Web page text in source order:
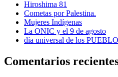
Hiroshima 81
Cometas por Palestina.
Mujeres Indígenas
La ONIC y el 9 de agosto
día universal de los
Comentarios